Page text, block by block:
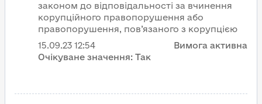
законом до відповідальності за вчинення
корупційного правопорушення або
правопорушення, пов’язаного з корупцією
15.09.23 12:54
Вимога активна
Очікуване значення: Так